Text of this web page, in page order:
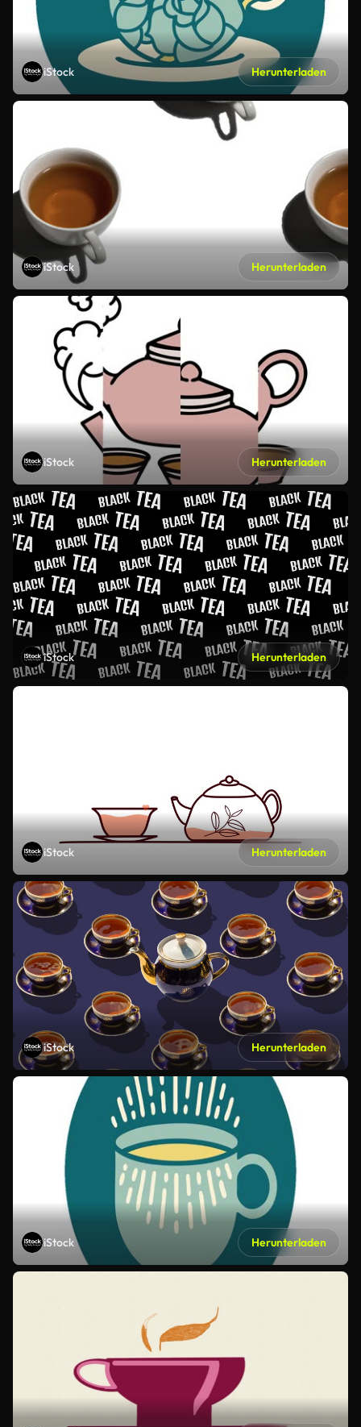
iStock Herunterladen
iStock Herunterladen
iStock Herunterladen
iStock Herunterladen
iStock Herunterladen
iStock Herunterladen
iStock Herunterladen